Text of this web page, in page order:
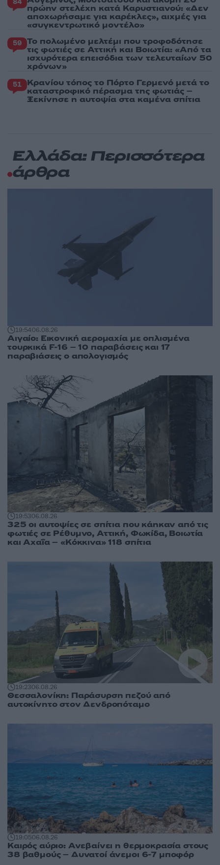
πρώην στελέχη κατά Καρυστιανού: «Δεν
αποχωρήσαμε για καρέκλες», αιχμές για
«συγκεντρωτικό μοντέλο»
59 Το πολωμένο μελτέμι που τροφοδότησε
τις φωτιές σε Αττική και Βοιωτία: «Από τα
ισχυρότερα επεισόδια των τελευταίων 50
χρόνων»
51 Κρανίου τόπος το Πόρτο Γερμενό μετά το
καταστροφικό πέρασμα της φωτιάς –
Ξεκίνησε η αυτοψία στα καμένα σπίτια
Ελλάδα: Περισσότερα
άρθρα
19:5406.08.26
Αιγαίο: Εικονική αερομαχία με οπλισμένα
τουρκικά F-16 – 10 παραβάσεις και 17
παραβιάσεις ο απολογισμός
19:5306.08.26
325 οι αυτοψίες σε σπίτια που κάηκαν από τις
φωτιές σε Ρέθυμνο, Αττική, Φωκίδα, Βοιωτία
και Αχαΐα – «Κόκκινα» 118 σπίτια
19:2306.08.26
Θεσσαλονίκη: Παράσυρση πεζού από
αυτοκίνητο στον Δενδροπόταμο
19:0506.08.26
Καιρός αύριο: Ανεβαίνει η θερμοκρασία στους
38 βαθμούς – Δυνατοί άνεμοι 6-7 μποφόρ